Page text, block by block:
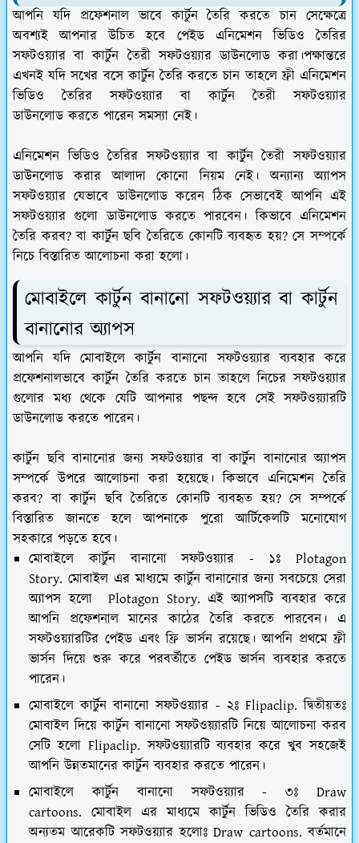
আপনি যদি প্রফেশনাল ভাবে কার্টুন তৈরি করতে চান সেক্ষেত্রে
অবশ্যই আপনার উচিত হবে পেইড এনিমেশন ভিডিও তৈরির
সফটওয়্যার বা কার্টুন তৈরী সফটওয়্যার ডাউনলোড করা।পক্ষান্তরে
এখনই যদি সখের বসে কার্টুন তৈরি করতে চান তাহলে ফ্রী এনিমেশন
ভিডিও তৈরির সফটওয়্যার বা কার্টুন তৈরী সফটওয়্যার
ডাউনলোড করতে পারেন সমস্যা নেই।
এনিমেশন ভিডিও তৈরির সফটওয়্যার বা কার্টুন তৈরী সফটওয়্যার
ডাউনলোড করার আলাদা কোনো নিয়ম নেই। অন্যান্য অ্যাপস
সফটওয়্যার যেভাবে ডাউনলোড করেন ঠিক সেভাবেই আপনি এই
সফটওয়্যার গুলো ডাউনলোড করতে পারবেন। কিভাবে এনিমেশন
তৈরি করব? বা কার্টুন ছবি তৈরিতে কোনটি ব্যবহৃত হয়? সে সম্পর্কে
নিচে বিস্তারিত আলোচনা করা হলো।
মোবাইলে কার্টুন বানানো সফটওয়্যার বা কার্টুন
বানানোর অ্যাপস
আপনি যদি মোবাইলে কার্টুন বানানো সফটওয়্যার ব্যবহার করে
প্রফেশনালভাবে কার্টুন তৈরি করতে চান তাহলে নিচের সফটওয়্যার
গুলোর মধ্য থেকে যেটি আপনার পছন্দ হবে সেই সফটওয়্যারটি
ডাউনলোড করতে পারেন।
কার্টুন ছবি বানানোর জন্য সফটওয়্যার বা কার্টুন বানানোর অ্যাপস
সম্পর্কে উপরে আলোচনা করা হয়েছে। কিভাবে এনিমেশন তৈরি
করব? বা কার্টুন ছবি তৈরিতে কোনটি ব্যবহৃত হয়? সে সম্পর্কে
বিস্তারিত জানতে হলে আপনাকে পুরো আর্টিকেলটি মনোযোগ
সহকারে পড়তে হবে।
মোবাইলে কার্টুন বানানো সফটওয়্যার - ১ঃ Plotagon
Story. মোবাইল এর মাধ্যমে কার্টুন বানানোর জন্য সবচেয়ে সেরা
অ্যাপস হলো Plotagon Story. এই অ্যাপসটি ব্যবহার করে
আপনি প্রফেশনাল মানের কাঠের তৈরি করতে পারবেন। এ
সফটওয়্যারটির পেইড এবং ফ্রি ভার্সন রয়েছে। আপনি প্রথমে ফ্রী
ভার্সন দিয়ে শুরু করে পরবর্তীতে পেইড ভার্সন ব্যবহার করতে
পারেন।
মোবাইলে কার্টুন বানানো সফটওয়্যার - ২ঃ Flipaclip. দ্বিতীয়তঃ
মোবাইল দিয়ে কার্টুন বানানো সফটওয়্যারটি নিয়ে আলোচনা করব
সেটি হলো Flipaclip. সফটওয়্যারটি ব্যবহার করে খুব সহজেই
আপনি উন্নতমানের কার্টুন ব্যবহার করতে পারেন।
মোবাইলে কার্টুন বানানো সফটওয়্যার - ৩ঃ Draw
cartoons. মোবাইল এর মাধ্যমে কার্টুন ভিডিও তৈরি করার
অন্যতম আরেকটি সফটওয়্যার হলোঃ Draw cartoons. বর্তমানে